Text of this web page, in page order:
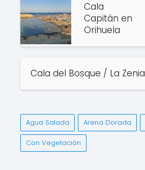
Cala
Capitán en
Orihuela
Cala del Bosque / La Zenia
Agua Salada Arena Dorada
Con Vegetación